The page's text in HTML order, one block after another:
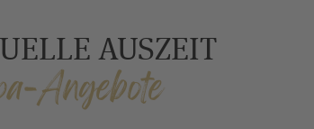
AUSZEIT
Angebote